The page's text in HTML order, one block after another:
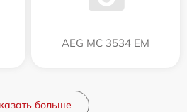
AEG MC 3534 EM
больше